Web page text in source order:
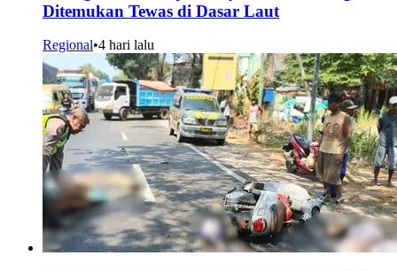
Ditemukan Tewas di Dasar Laut
Regional•4 hari lalu